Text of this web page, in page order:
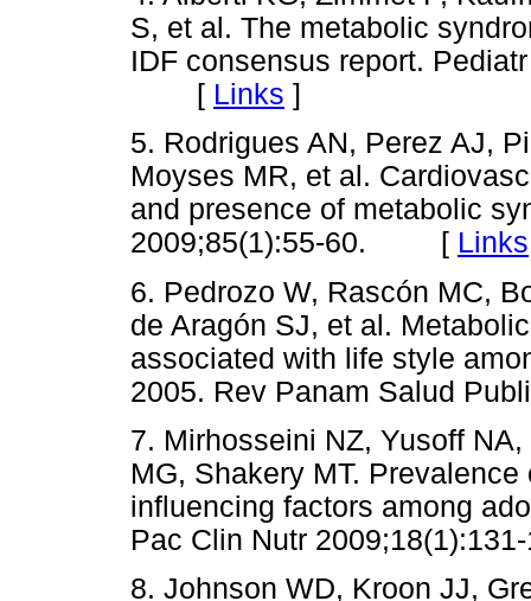
S, et al. The metabolic
IDF consensus report.
[ Links ]
5. Rodrigues AN, Perez AJ,
Moyses MR, et al.
and presence of metabolic
2009;85(1):55-60. [ Links
6. Pedrozo W, Rascón MC,
de Aragón SJ, et al.
associated with life style
2005. Rev Panam Salud
7. Mirhosseini NZ, Yusoff
MG, Shakery MT.
influencing factors among
Pac Clin Nutr
8. Johnson WD, Kroon JJ,